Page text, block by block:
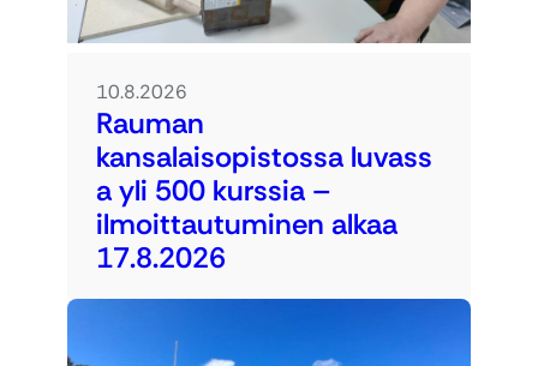
10.8.2026
Rauman
kansalaisopistossa luvass
a yli 500 kurssia –
ilmoittautuminen alkaa
17.8.2026